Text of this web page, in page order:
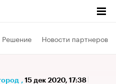
Решение Новости партнеров
, 15 дек 2020, 17:38